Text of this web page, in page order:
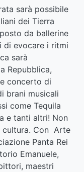
sarà possibile
dei Tierra
da ballerine
di evocare i ritmi
sarà
Repubblica,
concerto di
brani musicali
come Tequila
e tanti altri! Non
cultura. Con Arte
Panta Rei
Emanuele,
maestri